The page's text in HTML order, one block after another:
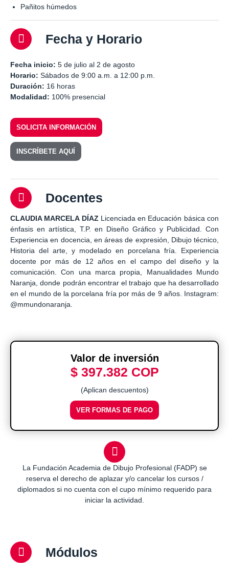
Pañitos húmedos
Fecha y Horario
Fecha inicio: 5 de julio al 2 de agosto
Horario: Sábados de 9:00 a.m. a 12:00 p.m.
Duración: 16 horas
Modalidad: 100% presencial
SOLICITA INFORMACIÓN
INSCRÍBETE AQUÍ
Docentes
CLAUDIA MARCELA DÍAZ Licenciada en Educación básica con
énfasis en artística, T.P. en Diseño Gráfico y Publicidad. Con
Experiencia en docencia, en áreas de expresión, Dibujo técnico,
Historia del arte, y modelado en porcelana fría. Experiencia
docente por más de 12 años en el campo del diseño y la
comunicación. Con una marca propia, Manualidades Mundo
Naranja, donde podrán encontrar el trabajo que ha desarrollado
en el mundo de la porcelana fría por más de 9 años. Instagram:
@mmundonaranja.
Valor de inversión
$ 397.382 COP
(Aplican descuentos)
VER FORMAS DE PAGO
La Fundación Academia de Dibujo Profesional (FADP) se
reserva el derecho de aplazar y/o cancelar los cursos /
diplomados si no cuenta con el cupo mínimo requerido para
iniciar la actividad.
Módulos